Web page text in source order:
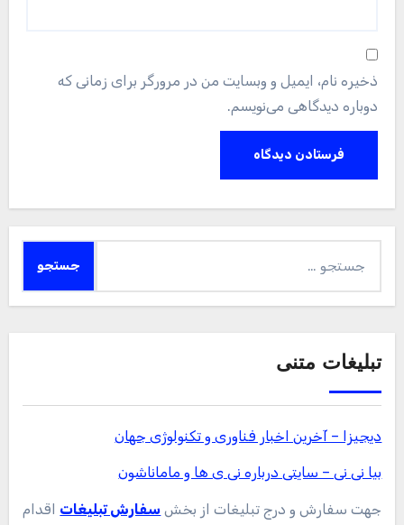
ذخیره نام، ایمیل و وبسایت من در مرورگر برای زمانی که
دوباره دیدگاهی می‌نویسم.
برای:
تبلیغات متنی
دیجیزا – آخرین اخبار فناوری و تکنولوژی جهان
بیا نی نی – سایتی درباره نی ی ها و ماماناشون
جهت سفارش و درج تبلیغات از بخش سفارش تبلیغات اقدام